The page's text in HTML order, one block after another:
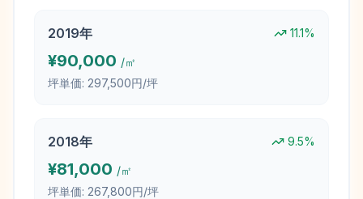
2019年 11.1%
¥90,000 /㎡
坪単価: 297,500円/坪
2018年 9.5%
¥81,000 /㎡
坪単価: 267,800円/坪